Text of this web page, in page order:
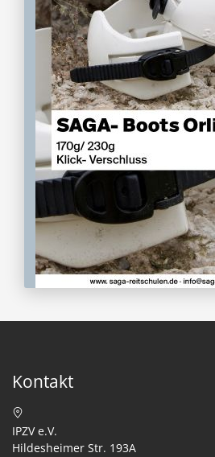
Kontakt
IPZV e.V.
Hildesheimer Str. 193A